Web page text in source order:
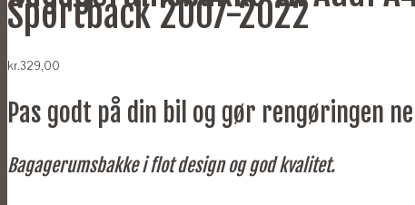
Sportback 2007-2022
kr.329,00
Pas godt på din bil og gør rengøringen
Bagagerumsbakke i flot design og god kvalitet.